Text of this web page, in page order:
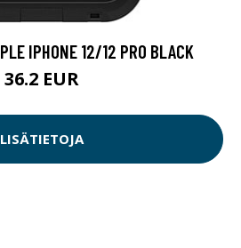
IPHONE 12/12 PRO BLACK
36.2 EUR
LISÄTIETOJA